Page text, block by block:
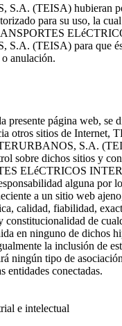
(TEISA) hubieran
para su uso, la
(TEISA) para que
anulación.
presente página web, se
otros sitios de Internet,
S.A.
sobre dichos sitios y
ELéCTRICOS
alguna por
a un sitio web
calidad, fiabilidad,
constitucionalidad de
en ninguno de dichos
la inclusión de
ningún tipo de
entidades conectadas.
e intelectual